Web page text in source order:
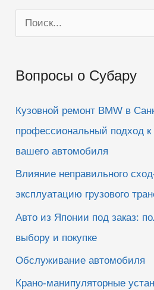
о
с
Вопросы о Субару
Кузовной ремонт BMW в
профессиональный подход к
вашего автомобиля
Влияние неправильного
эксплуатацию грузового
Авто из Японии под заказ:
выбору и покупке
Обслуживание автомобиля
Крано-манипуляторные